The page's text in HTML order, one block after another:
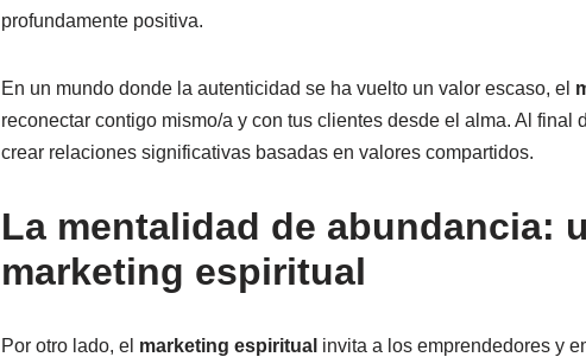
profundamente positiva.
En un mundo donde la autenticidad se ha vuelto un valor escaso, el
reconectar contigo mismo/a y con tus clientes desde el alma. Al final
crear relaciones significativas basadas en valores compartidos.
La mentalidad de abundancia:
marketing espiritual
Por otro lado, el marketing espiritual invita a los emprendedores y